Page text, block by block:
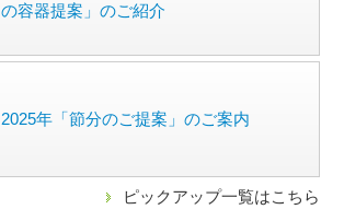
の容器提案」のご紹介
2025年「節分のご提案」のご案内
ピックアップ一覧はこちら